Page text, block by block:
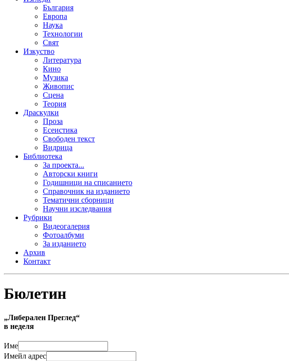
България
Европа
Наука
Технологии
Свят
Изкуство
Литература
Кино
Музика
Живопис
Сцена
Теория
Драскулки
Проза
Есеистика
Свободен текст
Видрица
Библиотека
За проекта...
Авторски книги
Годишници на списанието
Справочник на изданието
Тематични сборници
Научни изследвания
Рубрики
Видеогалерия
Фотоалбуми
За изданието
Архив
Контакт
Бюлетин
„Либерален Преглед“
в неделя
Име
Имейл адрес